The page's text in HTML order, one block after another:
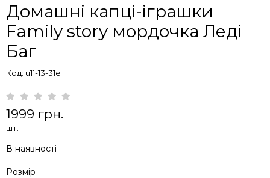
Домашні капці-іграшки
Family story мордочка Леді
Баг
Код: u11-13-31e
1999 грн.
шт.
В наявності
Розмір